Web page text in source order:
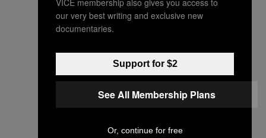
our very best writing and exclusive new
documentaries.
Support for $2
See All Membership Plans
Or, continue for free